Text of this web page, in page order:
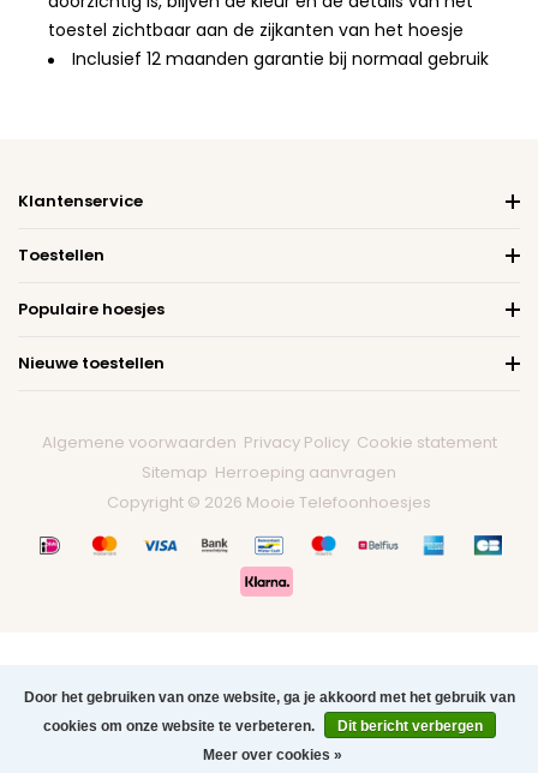
0
toestel zichtbaar aan de zijkanten van het hoesje
Inclusief 12 maanden garantie bij normaal gebruik
Klantenservice
Toestellen
Populaire hoesjes
Nieuwe toestellen
Algemene voorwaarden Privacy Policy Cookie statement
Sitemap Herroeping aanvragen
Copyright © 2026 Mooie Telefoonhoesjes
Door het gebruiken van onze website, ga je akkoord met het gebruik van
cookies om onze website te verbeteren.
Dit bericht verbergen
Meer over cookies »